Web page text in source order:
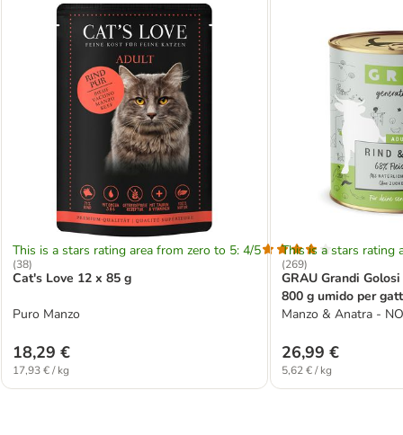
This is a stars rating area from zero to 5: 4/5
(38)
Cat's Love 12 x 85 g
Puro Manzo
18,29 €
17,93 € / kg
This is a stars rating
(269)
GRAU Grandi
800 g umido per
Manzo & Anatra -
26,99 €
5,62 € / kg